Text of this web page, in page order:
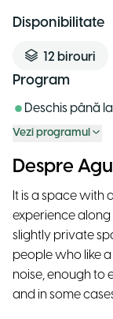
Disponibilitate
12 birouri
Program
Deschis până la
Vezi programul
Despre
It is a space with
experience
slightly private
people who like
noise, enough to
and in some